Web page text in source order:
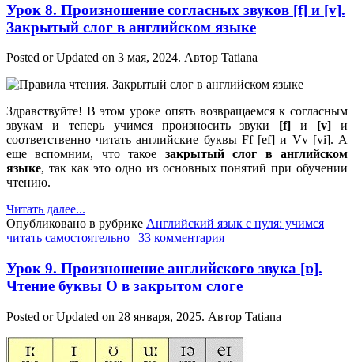
Урок 8. Произношение согласных звуков [f] и [v].
Закрытый слог в английском языке
Posted or Updated on 3 мая, 2024. Автор Tatiana
Здравствуйте! В этом уроке опять возвращаемся к согласным
звукам и теперь учимся произносить звуки [f] и [v] и
соответственно читать английские буквы Ff [ef] и Vv [vi]. А
еще вспомним, что такое закрытый слог в английском
языке, так как это одно из основных понятий при обучении
чтению.
Читать далее...
Опубликовано в рубрике Английский язык с нуля: учимся
читать самостоятельно | 33 комментария
Урок 9. Произношение английского звука [ɒ].
Чтение буквы O в закрытом слоге
Posted or Updated on 28 января, 2025. Автор Tatiana